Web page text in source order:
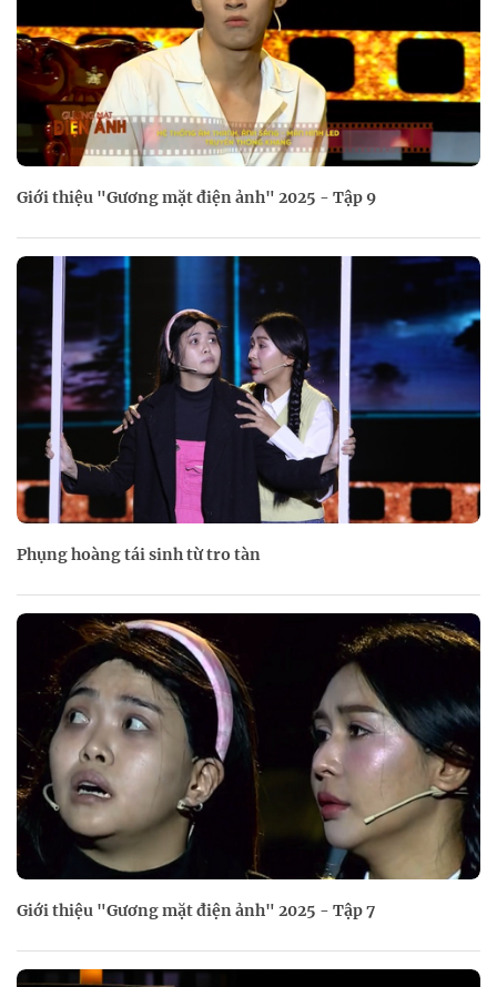
Giới thiệu "Gương mặt điện ảnh" 2025 - Tập 9
Phụng hoàng tái sinh từ tro tàn
Giới thiệu "Gương mặt điện ảnh" 2025 - Tập 7